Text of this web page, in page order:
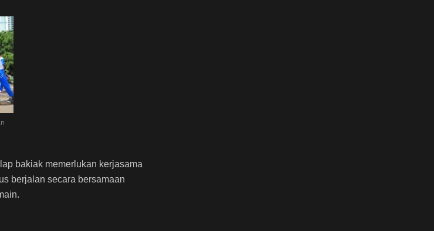
bakiak memerlukan kerjasama
berjalan secara bersamaan